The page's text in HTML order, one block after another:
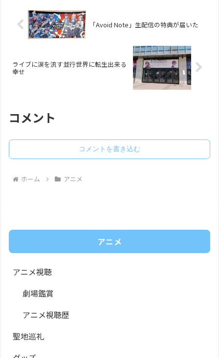
「Avoid Note」生配信の特典が届いた
ライブに涙を流す並行世界に転生出来る
幸せ
コメント
コメントを書き込む
ホーム アニメ
アニメ
アニメ視聴
劇場鑑賞
アニメ視聴歴
聖地巡礼